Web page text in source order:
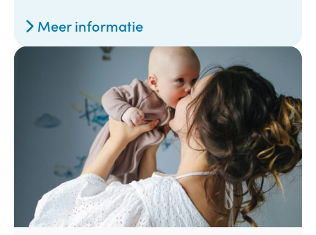
Meer informatie